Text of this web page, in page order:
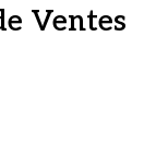
Ventes